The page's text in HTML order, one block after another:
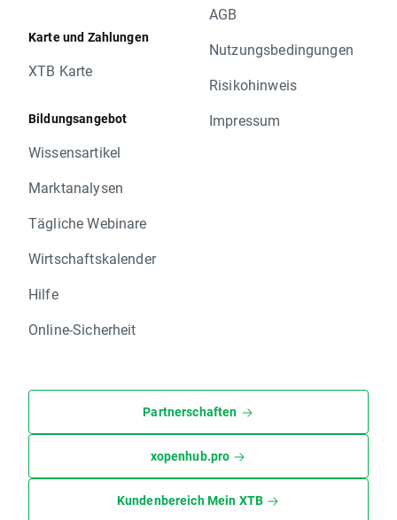
Karte und Zahlungen
XTB Karte
Bildungsangebot
Wissensartikel
Marktanalysen
Tägliche Webinare
Wirtschaftskalender
Hilfe
Online-Sicherheit
AGB
Nutzungsbedingungen
Risikohinweis
Impressum
Partnerschaften
xopenhub.pro
Kundenbereich Mein XTB